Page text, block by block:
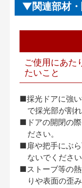
関連部材
ご使用にあた
たいこと
■採光ドアに強
で採光部が割
■ドアの開閉の際
ださい。
■扉や把手にぶ
ないでください
■ストーブ等の
りや表面の歪